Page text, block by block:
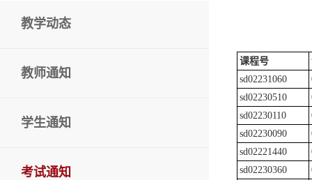
教学动态
教师通知
学生通知
考试通知
课程号
sd02231060
sd02230510
sd02230110
sd02230090
sd02221440
sd02230360